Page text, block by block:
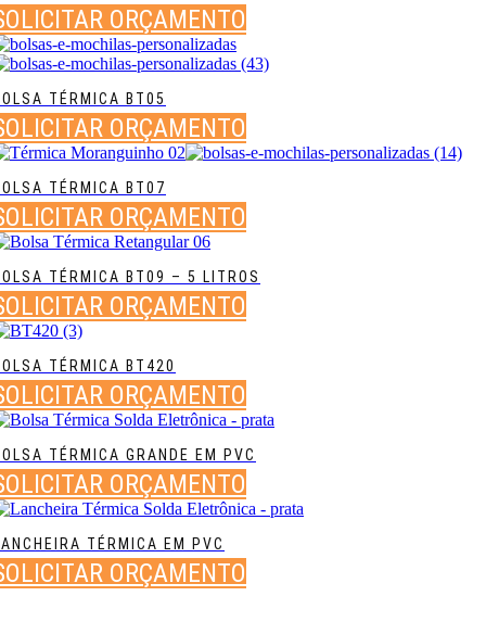
ORÇAMENTO
TÉRMICA BT05
ORÇAMENTO
TÉRMICA BT07
ORÇAMENTO
TÉRMICA BT09 – 5 LITROS
ORÇAMENTO
TÉRMICA BT420
ORÇAMENTO
TÉRMICA GRANDE EM PVC
ORÇAMENTO
TÉRMICA EM PVC
ORÇAMENTO